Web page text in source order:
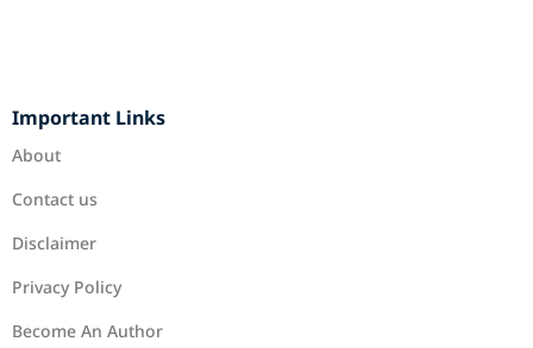
Important Links
About
Contact us
Disclaimer
Privacy Policy
Become An Author